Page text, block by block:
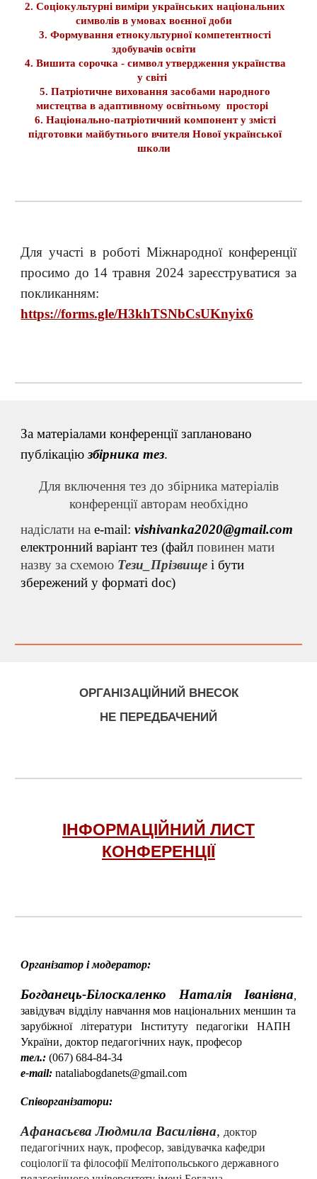
2. Соціокультурні виміри українських національних
символів в умовах воєнної доби
3. Формування етнокультурної компетентності
здобувачів освіти
4. Вишита сорочка - символ утвердження українства
у світі
5. Патріотичне виховання засобами народного
мистецтва в адаптивному освітньому просторі
6. Національно-патріотичний компонент у змісті
підготовки майбутнього вчителя Нової української
школи
Для участі в роботі Міжнародної конференції
просимо до 14 травня 2024 зареєструватися за
покликанням:
https://forms.gle/H3khTSNbCsUKnyix6
За матеріалами конференції заплановано
публікаціюзбірника тез.
Для включення тез до збірника матеріалів
конференції авторам необхідно
надіслати наe-mail:vishivanka2020@gmail.com
електронний варіант тез (файлповинен мати
назву за схемою Тези _Прізвище і бути
збережений у форматі doc)
ОРГАНІЗАЦІЙНИЙ ВНЕСОК
НЕ ПЕРЕДБАЧЕНИЙ
ІНФОРМАЦІЙНИЙ ЛИСТ
КОНФЕРЕНЦІЇ
Організатор і модератор:
Богданець-Білоскаленко Наталія Іванівна
завідувач відділу навчання мов національних меншинта
зарубіжної літератури Інституту педагогіки НАПН
України, доктор педагогічних наук, професор
тел.: (067) 684-84-34
е-mail: nataliabogdanets@gmail.com
Співорганізатори:
Афанасьєва Людмила Василівна, доктор
педагогічних наук, професор, завідувачка кафедри
соціології та філософії Мелітопольського державного